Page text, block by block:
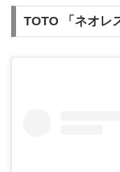
TOTO 「ネオレ